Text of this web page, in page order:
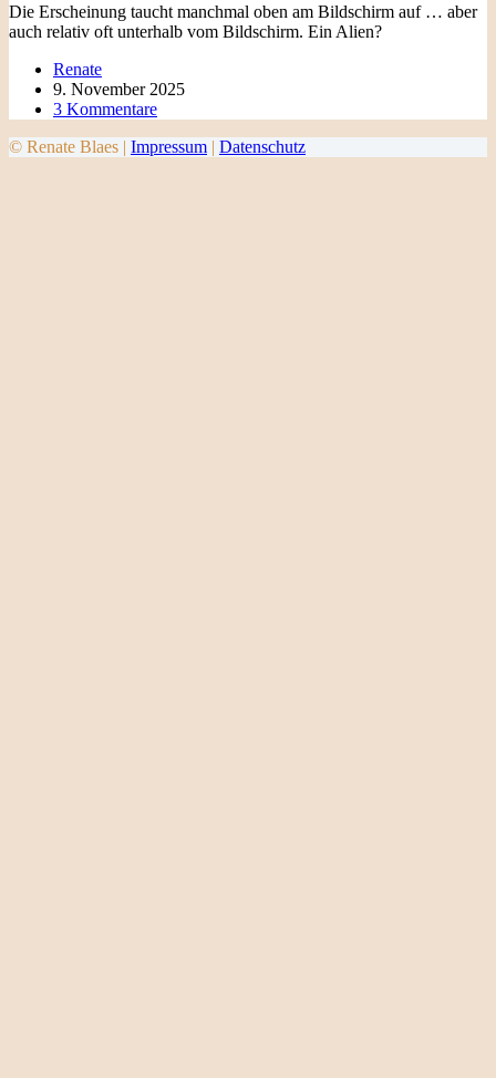
Die Erscheinung taucht manchmal oben am Bildschirm auf … aber
auch relativ oft unterhalb vom Bildschirm. Ein Alien?
Renate
9. November 2025
3 Kommentare
© Renate Blaes | Impressum | Datenschutz